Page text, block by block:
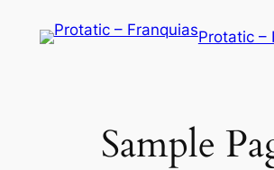
Protatic –
Sample